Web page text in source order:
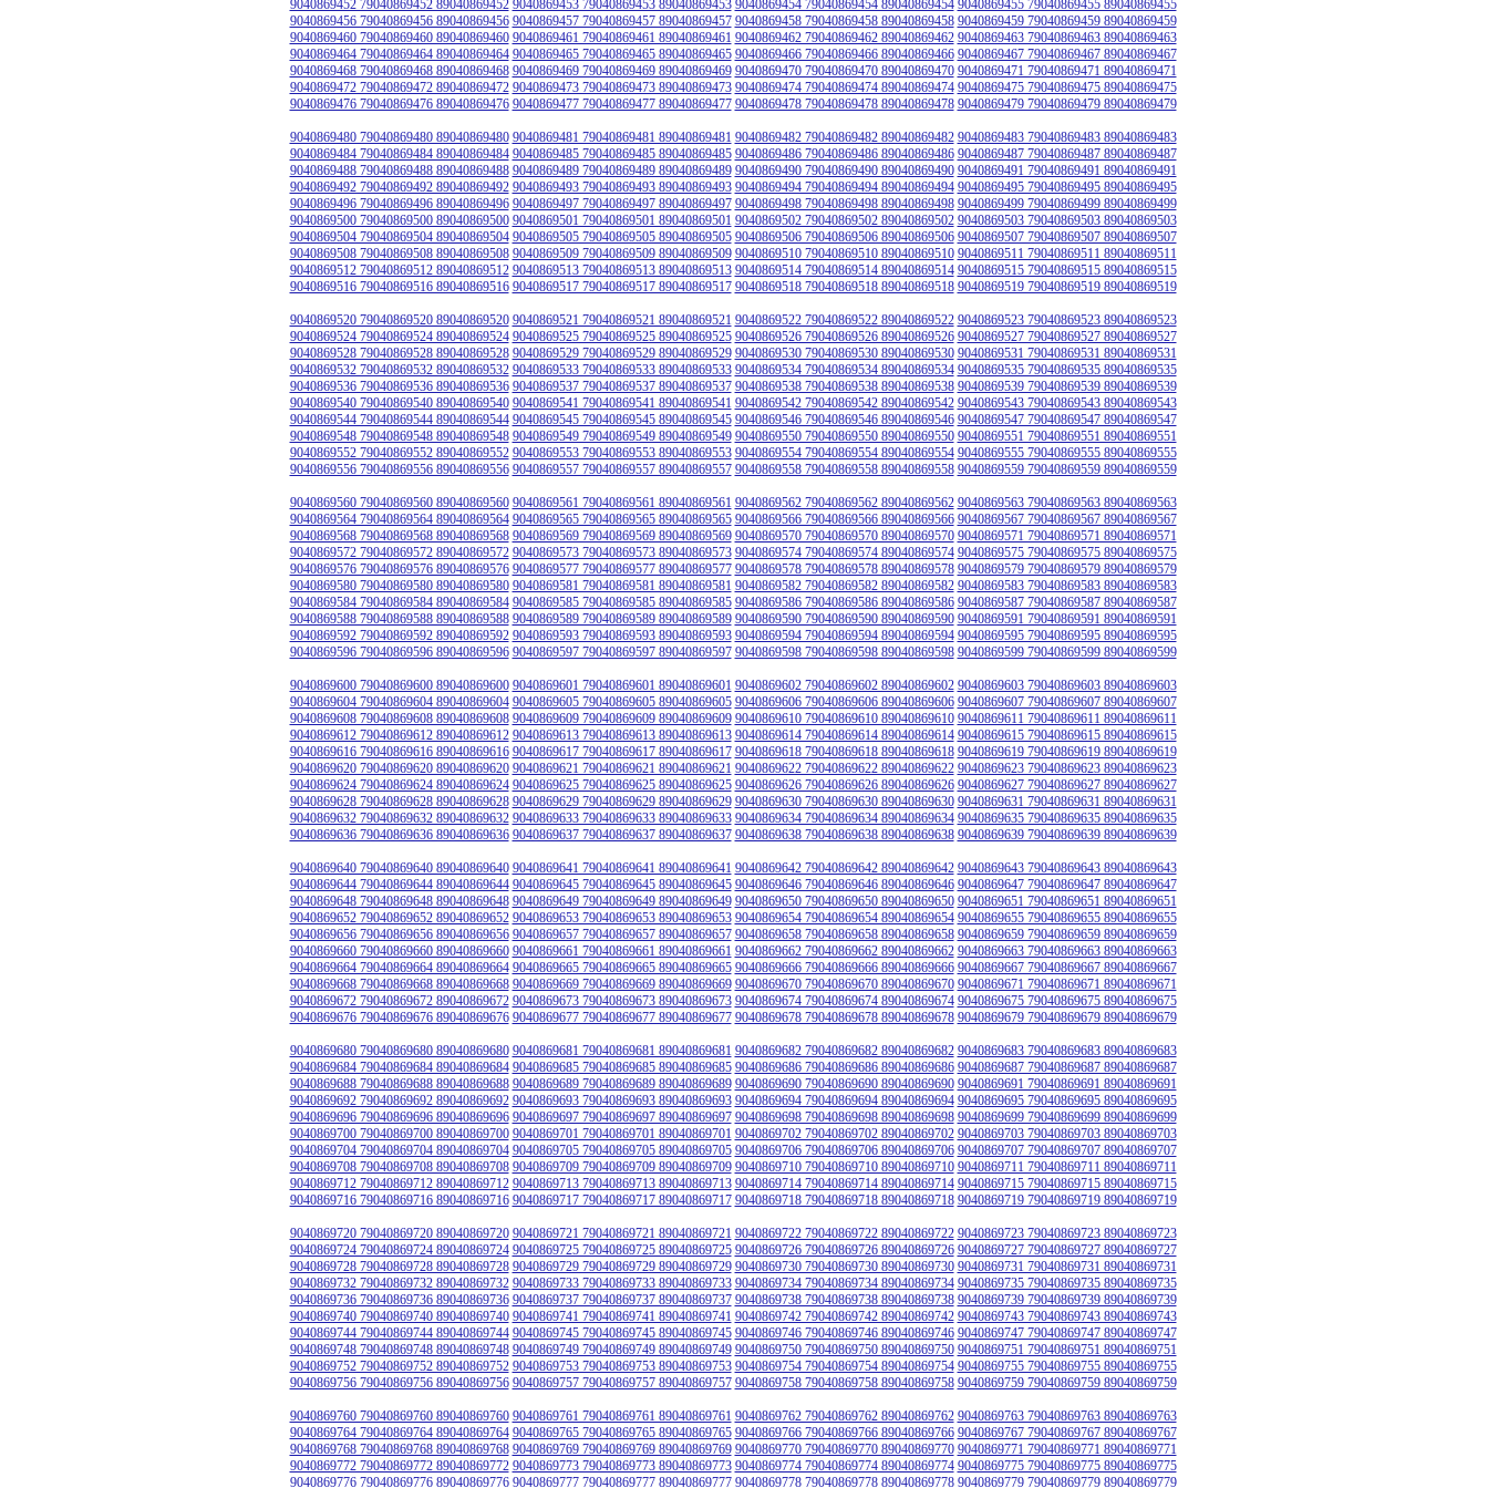
9040869452 79040869452 89040869452 9040869453 79040869453 89040869453 9040869454 79040869454 89040869454 9040869455 79040869455 89040869455
9040869456 79040869456 89040869456 9040869457 79040869457 89040869457 9040869458 79040869458 89040869458 9040869459 79040869459 89040869459
9040869460 79040869460 89040869460 9040869461 79040869461 89040869461 9040869462 79040869462 89040869462 9040869463 79040869463 89040869463
9040869464 79040869464 89040869464 9040869465 79040869465 89040869465 9040869466 79040869466 89040869466 9040869467 79040869467 89040869467
9040869468 79040869468 89040869468 9040869469 79040869469 89040869469 9040869470 79040869470 89040869470 9040869471 79040869471 89040869471
9040869472 79040869472 89040869472 9040869473 79040869473 89040869473 9040869474 79040869474 89040869474 9040869475 79040869475 89040869475
9040869476 79040869476 89040869476 9040869477 79040869477 89040869477 9040869478 79040869478 89040869478 9040869479 79040869479 89040869479
9040869480 79040869480 89040869480 9040869481 79040869481 89040869481 9040869482 79040869482 89040869482 9040869483 79040869483 89040869483
9040869484 79040869484 89040869484 9040869485 79040869485 89040869485 9040869486 79040869486 89040869486 9040869487 79040869487 89040869487
9040869488 79040869488 89040869488 9040869489 79040869489 89040869489 9040869490 79040869490 89040869490 9040869491 79040869491 89040869491
9040869492 79040869492 89040869492 9040869493 79040869493 89040869493 9040869494 79040869494 89040869494 9040869495 79040869495 89040869495
9040869496 79040869496 89040869496 9040869497 79040869497 89040869497 9040869498 79040869498 89040869498 9040869499 79040869499 89040869499
9040869500 79040869500 89040869500 9040869501 79040869501 89040869501 9040869502 79040869502 89040869502 9040869503 79040869503 89040869503
9040869504 79040869504 89040869504 9040869505 79040869505 89040869505 9040869506 79040869506 89040869506 9040869507 79040869507 89040869507
9040869508 79040869508 89040869508 9040869509 79040869509 89040869509 9040869510 79040869510 89040869510 9040869511 79040869511 89040869511
9040869512 79040869512 89040869512 9040869513 79040869513 89040869513 9040869514 79040869514 89040869514 9040869515 79040869515 89040869515
9040869516 79040869516 89040869516 9040869517 79040869517 89040869517 9040869518 79040869518 89040869518 9040869519 79040869519 89040869519
9040869520 79040869520 89040869520 9040869521 79040869521 89040869521 9040869522 79040869522 89040869522 9040869523 79040869523 89040869523
9040869524 79040869524 89040869524 9040869525 79040869525 89040869525 9040869526 79040869526 89040869526 9040869527 79040869527 89040869527
9040869528 79040869528 89040869528 9040869529 79040869529 89040869529 9040869530 79040869530 89040869530 9040869531 79040869531 89040869531
9040869532 79040869532 89040869532 9040869533 79040869533 89040869533 9040869534 79040869534 89040869534 9040869535 79040869535 89040869535
9040869536 79040869536 89040869536 9040869537 79040869537 89040869537 9040869538 79040869538 89040869538 9040869539 79040869539 89040869539
9040869540 79040869540 89040869540 9040869541 79040869541 89040869541 9040869542 79040869542 89040869542 9040869543 79040869543 89040869543
9040869544 79040869544 89040869544 9040869545 79040869545 89040869545 9040869546 79040869546 89040869546 9040869547 79040869547 89040869547
9040869548 79040869548 89040869548 9040869549 79040869549 89040869549 9040869550 79040869550 89040869550 9040869551 79040869551 89040869551
9040869552 79040869552 89040869552 9040869553 79040869553 89040869553 9040869554 79040869554 89040869554 9040869555 79040869555 89040869555
9040869556 79040869556 89040869556 9040869557 79040869557 89040869557 9040869558 79040869558 89040869558 9040869559 79040869559 89040869559
9040869560 79040869560 89040869560 9040869561 79040869561 89040869561 9040869562 79040869562 89040869562 9040869563 79040869563 89040869563
9040869564 79040869564 89040869564 9040869565 79040869565 89040869565 9040869566 79040869566 89040869566 9040869567 79040869567 89040869567
9040869568 79040869568 89040869568 9040869569 79040869569 89040869569 9040869570 79040869570 89040869570 9040869571 79040869571 89040869571
9040869572 79040869572 89040869572 9040869573 79040869573 89040869573 9040869574 79040869574 89040869574 9040869575 79040869575 89040869575
9040869576 79040869576 89040869576 9040869577 79040869577 89040869577 9040869578 79040869578 89040869578 9040869579 79040869579 89040869579
9040869580 79040869580 89040869580 9040869581 79040869581 89040869581 9040869582 79040869582 89040869582 9040869583 79040869583 89040869583
9040869584 79040869584 89040869584 9040869585 79040869585 89040869585 9040869586 79040869586 89040869586 9040869587 79040869587 89040869587
9040869588 79040869588 89040869588 9040869589 79040869589 89040869589 9040869590 79040869590 89040869590 9040869591 79040869591 89040869591
9040869592 79040869592 89040869592 9040869593 79040869593 89040869593 9040869594 79040869594 89040869594 9040869595 79040869595 89040869595
9040869596 79040869596 89040869596 9040869597 79040869597 89040869597 9040869598 79040869598 89040869598 9040869599 79040869599 89040869599
9040869600 79040869600 89040869600 9040869601 79040869601 89040869601 9040869602 79040869602 89040869602 9040869603 79040869603 89040869603
9040869604 79040869604 89040869604 9040869605 79040869605 89040869605 9040869606 79040869606 89040869606 9040869607 79040869607 89040869607
9040869608 79040869608 89040869608 9040869609 79040869609 89040869609 9040869610 79040869610 89040869610 9040869611 79040869611 89040869611
9040869612 79040869612 89040869612 9040869613 79040869613 89040869613 9040869614 79040869614 89040869614 9040869615 79040869615 89040869615
9040869616 79040869616 89040869616 9040869617 79040869617 89040869617 9040869618 79040869618 89040869618 9040869619 79040869619 89040869619
9040869620 79040869620 89040869620 9040869621 79040869621 89040869621 9040869622 79040869622 89040869622 9040869623 79040869623 89040869623
9040869624 79040869624 89040869624 9040869625 79040869625 89040869625 9040869626 79040869626 89040869626 9040869627 79040869627 89040869627
9040869628 79040869628 89040869628 9040869629 79040869629 89040869629 9040869630 79040869630 89040869630 9040869631 79040869631 89040869631
9040869632 79040869632 89040869632 9040869633 79040869633 89040869633 9040869634 79040869634 89040869634 9040869635 79040869635 89040869635
9040869636 79040869636 89040869636 9040869637 79040869637 89040869637 9040869638 79040869638 89040869638 9040869639 79040869639 89040869639
9040869640 79040869640 89040869640 9040869641 79040869641 89040869641 9040869642 79040869642 89040869642 9040869643 79040869643 89040869643
9040869644 79040869644 89040869644 9040869645 79040869645 89040869645 9040869646 79040869646 89040869646 9040869647 79040869647 89040869647
9040869648 79040869648 89040869648 9040869649 79040869649 89040869649 9040869650 79040869650 89040869650 9040869651 79040869651 89040869651
9040869652 79040869652 89040869652 9040869653 79040869653 89040869653 9040869654 79040869654 89040869654 9040869655 79040869655 89040869655
9040869656 79040869656 89040869656 9040869657 79040869657 89040869657 9040869658 79040869658 89040869658 9040869659 79040869659 89040869659
9040869660 79040869660 89040869660 9040869661 79040869661 89040869661 9040869662 79040869662 89040869662 9040869663 79040869663 89040869663
9040869664 79040869664 89040869664 9040869665 79040869665 89040869665 9040869666 79040869666 89040869666 9040869667 79040869667 89040869667
9040869668 79040869668 89040869668 9040869669 79040869669 89040869669 9040869670 79040869670 89040869670 9040869671 79040869671 89040869671
9040869672 79040869672 89040869672 9040869673 79040869673 89040869673 9040869674 79040869674 89040869674 9040869675 79040869675 89040869675
9040869676 79040869676 89040869676 9040869677 79040869677 89040869677 9040869678 79040869678 89040869678 9040869679 79040869679 89040869679
9040869680 79040869680 89040869680 9040869681 79040869681 89040869681 9040869682 79040869682 89040869682 9040869683 79040869683 89040869683
9040869684 79040869684 89040869684 9040869685 79040869685 89040869685 9040869686 79040869686 89040869686 9040869687 79040869687 89040869687
9040869688 79040869688 89040869688 9040869689 79040869689 89040869689 9040869690 79040869690 89040869690 9040869691 79040869691 89040869691
9040869692 79040869692 89040869692 9040869693 79040869693 89040869693 9040869694 79040869694 89040869694 9040869695 79040869695 89040869695
9040869696 79040869696 89040869696 9040869697 79040869697 89040869697 9040869698 79040869698 89040869698 9040869699 79040869699 89040869699
9040869700 79040869700 89040869700 9040869701 79040869701 89040869701 9040869702 79040869702 89040869702 9040869703 79040869703 89040869703
9040869704 79040869704 89040869704 9040869705 79040869705 89040869705 9040869706 79040869706 89040869706 9040869707 79040869707 89040869707
9040869708 79040869708 89040869708 9040869709 79040869709 89040869709 9040869710 79040869710 89040869710 9040869711 79040869711 89040869711
9040869712 79040869712 89040869712 9040869713 79040869713 89040869713 9040869714 79040869714 89040869714 9040869715 79040869715 89040869715
9040869716 79040869716 89040869716 9040869717 79040869717 89040869717 9040869718 79040869718 89040869718 9040869719 79040869719 89040869719
9040869720 79040869720 89040869720 9040869721 79040869721 89040869721 9040869722 79040869722 89040869722 9040869723 79040869723 89040869723
9040869724 79040869724 89040869724 9040869725 79040869725 89040869725 9040869726 79040869726 89040869726 9040869727 79040869727 89040869727
9040869728 79040869728 89040869728 9040869729 79040869729 89040869729 9040869730 79040869730 89040869730 9040869731 79040869731 89040869731
9040869732 79040869732 89040869732 9040869733 79040869733 89040869733 9040869734 79040869734 89040869734 9040869735 79040869735 89040869735
9040869736 79040869736 89040869736 9040869737 79040869737 89040869737 9040869738 79040869738 89040869738 9040869739 79040869739 89040869739
9040869740 79040869740 89040869740 9040869741 79040869741 89040869741 9040869742 79040869742 89040869742 9040869743 79040869743 89040869743
9040869744 79040869744 89040869744 9040869745 79040869745 89040869745 9040869746 79040869746 89040869746 9040869747 79040869747 89040869747
9040869748 79040869748 89040869748 9040869749 79040869749 89040869749 9040869750 79040869750 89040869750 9040869751 79040869751 89040869751
9040869752 79040869752 89040869752 9040869753 79040869753 89040869753 9040869754 79040869754 89040869754 9040869755 79040869755 89040869755
9040869756 79040869756 89040869756 9040869757 79040869757 89040869757 9040869758 79040869758 89040869758 9040869759 79040869759 89040869759
9040869760 79040869760 89040869760 9040869761 79040869761 89040869761 9040869762 79040869762 89040869762 9040869763 79040869763 89040869763
9040869764 79040869764 89040869764 9040869765 79040869765 89040869765 9040869766 79040869766 89040869766 9040869767 79040869767 89040869767
9040869768 79040869768 89040869768 9040869769 79040869769 89040869769 9040869770 79040869770 89040869770 9040869771 79040869771 89040869771
9040869772 79040869772 89040869772 9040869773 79040869773 89040869773 9040869774 79040869774 89040869774 9040869775 79040869775 89040869775
9040869776 79040869776 89040869776 9040869777 79040869777 89040869777 9040869778 79040869778 89040869778 9040869779 79040869779 89040869779